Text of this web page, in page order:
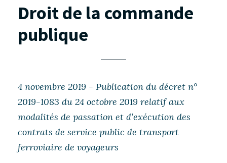
Droit de la commande
publique
4 novembre 2019 - Publication du décret n°
2019-1083 du 24 octobre 2019 relatif aux
modalités de passation et d’exécution des
contrats de service public de transport
ferroviaire de voyageurs